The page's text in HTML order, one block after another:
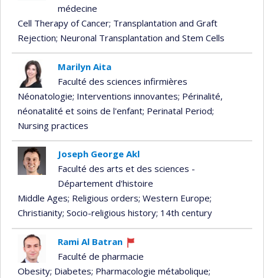
médecine
Cell Therapy of Cancer; Transplantation and Graft
Rejection; Neuronal Transplantation and Stem Cells
Marilyn Aita
Faculté des sciences infirmières
Néonatologie; Interventions innovantes; Périnalité,
néonatalité et soins de l'enfant; Perinatal Period;
Nursing practices
Joseph George Akl
Faculté des arts et des sciences -
Département d'histoire
Middle Ages; Religious orders; Western Europe;
Christianity; Socio-religious history; 14th century
Rami Al Batran
Currently
recruiting
Faculté de pharmacie
Obesity; Diabetes; Pharmacologie métabolique;